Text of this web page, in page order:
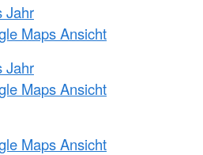
Jahr
Maps Ansicht
Jahr
Maps Ansicht
Maps Ansicht